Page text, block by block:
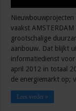
vaakst
grootschalige
aanbouw. Dat blijkt
informatiedienst
april 2012 in totaal
de energiemarkt op;
Lees verder »